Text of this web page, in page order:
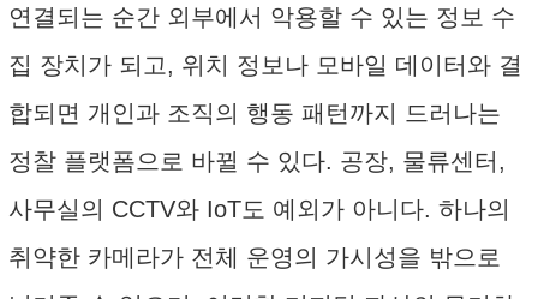
연결되는 순간 외부에서 악용할 수 있는 정보 수
집 장치가 되고, 위치 정보나 모바일 데이터와 결
합되면 개인과 조직의 행동 패턴까지 드러나는
정찰 플랫폼으로 바뀔 수 있다. 공장, 물류센터,
사무실의 CCTV와 IoT도 예외가 아니다. 하나의
취약한 카메라가 전체 운영의 가시성을 밖으로